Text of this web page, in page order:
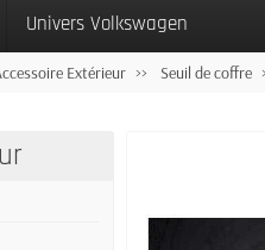
Univers Volkswagen
Extérieur Seuil de coffre